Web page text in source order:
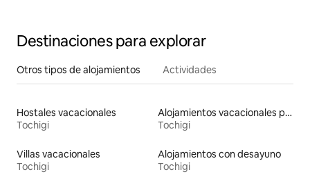
Destinaciones para explorar
Otros tipos de alojamientos Actividades
Hostales vacacionales
Tochigi
Alojamientos vacacionales para familias
Tochigi
Villas vacacionales
Tochigi
Alojamientos con desayuno
Tochigi